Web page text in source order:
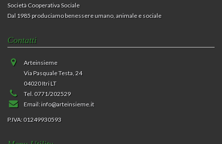
Società Cooperativa Sociale
Dal 1985 produciamo benessere umano, animale e sociale
Contatti
Arteinsieme
Via Pasquale Testa, 24
04020 Itri LT
Tel. 0771/202529
Email:info@arteinsieme.it
P.IVA: 01249930593